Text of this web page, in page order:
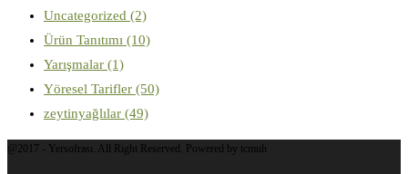
Uncategorized (2)
Ürün Tanıtımı (10)
Yarışmalar (1)
Yöresel Tarifler (50)
zeytinyağlılar (49)
@2017 - Yersofrası. All Right Reserved. Powered by tcmuh